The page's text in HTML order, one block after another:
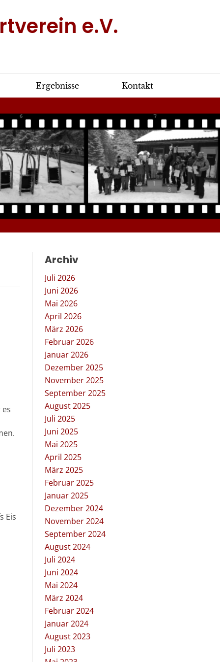
e.V.
Ergebnisse Kontakt
Eis
Archiv
Juli 2026
Juni 2026
Mai 2026
April 2026
März 2026
Februar 2026
Januar 2026
Dezember 2025
November 2025
September 2025
August 2025
Juli 2025
Juni 2025
Mai 2025
April 2025
März 2025
Februar 2025
Januar 2025
Dezember 2024
November 2024
September 2024
August 2024
Juli 2024
Juni 2024
Mai 2024
März 2024
Februar 2024
Januar 2024
August 2023
Juli 2023